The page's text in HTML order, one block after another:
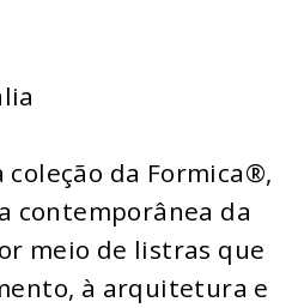
da Formica®,
contemporânea da
meio de listras que
à arquitetura e